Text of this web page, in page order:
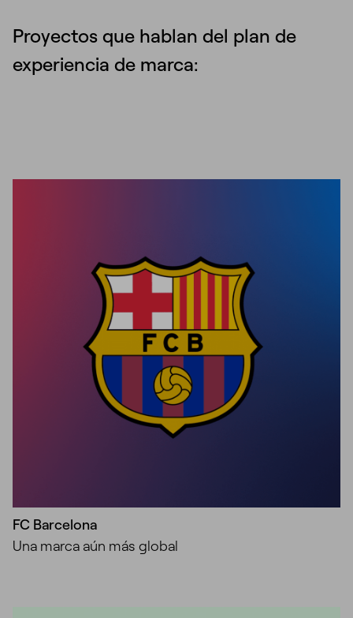
Proyectos que hablan del plan de
experiencia de marca:
FC Barcelona
Una marca aún más global